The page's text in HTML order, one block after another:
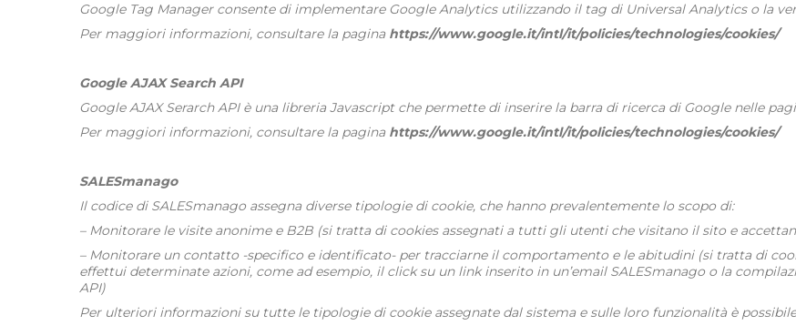
Google Tag Manager consente di implementare Google Analytics utilizzando il tag di Universal Analytics o la
Per maggiori informazioni, consultare la pagina https://www.google.it/intl/it/policies/technologies/cookies/
Google AJAX Search API
Google AJAX Serarch API è una libreria Javascript che permette di inserire la barra di ricerca di Google nelle
Per maggiori informazioni, consultare la pagina https://www.google.it/intl/it/policies/technologies/cookies/
SALESmanago
Il codice di SALESmanago assegna diverse tipologie di cookie, che hanno prevalentemente lo scopo di:
– Monitorare le visite anonime e B2B (si tratta di cookies assegnati a tutti gli utenti che visitano il sito e
– Monitorare un contatto -specifico e identificato- per tracciarne il comportamento e le abitudini (si tratta di
effettui determinate azioni, come ad esempio, il click su un link inserito in un’email SALESmanago o la
API)
Per ulteriori informazioni su tutte le tipologie di cookie assegnate dal sistema e sulle loro funzionalità è